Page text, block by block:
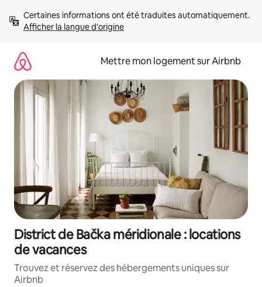
directement
Afficher la langue d'origine
Mettre mon logement sur Airbnb
District de Bačka méridionale : locations
de vacances
Trouvez et réservez des hébergements uniques sur
Airbnb